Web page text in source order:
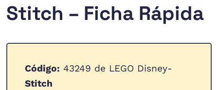
Stitch – Ficha Rápida
Código: 43249 de LEGO Disney-
Stitch